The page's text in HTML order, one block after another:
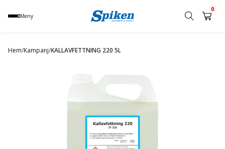
Meny
namn,
0
Hem/Kampanj/KALLAVFETTNING 220 5L